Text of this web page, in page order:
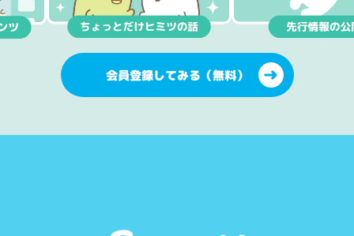
会員登録してみる（無料）